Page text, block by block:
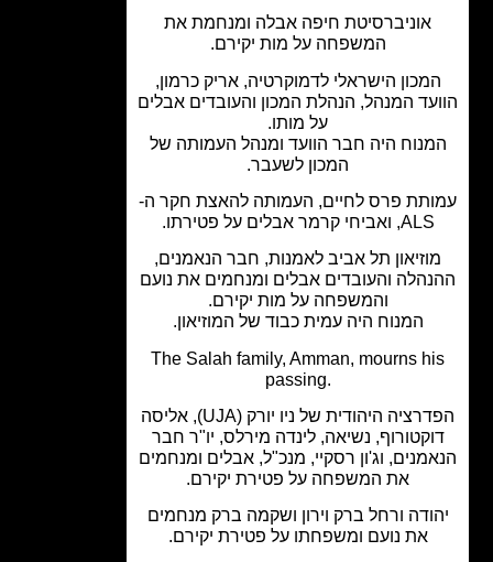
אוניברסיטת חיפה אבלה ומנחמת את
המשפחה על מות יקירם.
הישראלי לדמוקרטיה, אריק כרמון,
המנהל, הנהלת המכון והעובדים אבלים
על מותו.
היה חבר הוועד ומנהל העמותה של
המכון לשעבר.
פרס לחיים, העמותה להאצת חקר ה-
תל אביב לאמנות, חבר הנאמנים,
והעובדים אבלים ומנחמים את נועם
והמשפחה על מות יקירם.
המנוח היה עמית כבוד של המוזיאון.
The Salah family, Amman, mourns
passing.
הפדרציה היהודית של ניו יורק (UJA), אליסה
נשיאה, לינדה מירלס, יו"ר חבר
וג'ון רסקיי, מנכ"ל, אבלים ומנחמים
את המשפחה על פטירת יקירם.
ורחל ברק וירון ושקמה ברק מנחמים
את נועם ומשפחתו על פטירת יקירם.